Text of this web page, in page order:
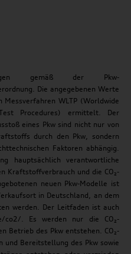
gemäß der Pkw-
Die angegebenen Werte
Messverfahren WLTP (Worldwide
Procedures) ermittelt. Der
eines Pkw sind nicht nur von
durch den Pkw, sondern
Faktoren abhängig.
hauptsächlich verantwortliche
Kraftstoffverbrauch und die CO₂-
neuen Pkw-Modelle ist
in Deutschland, an dem
werden. Der Leitfaden ist auch
co2/. Es werden nur die CO₂-
Betrieb des Pkw entstehen. CO₂-
und Bereitstellung des Pkw sowie